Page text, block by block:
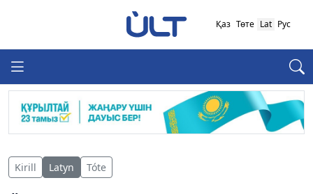
Қаз Төте Lat Рус
Kirill Latyn Tóte